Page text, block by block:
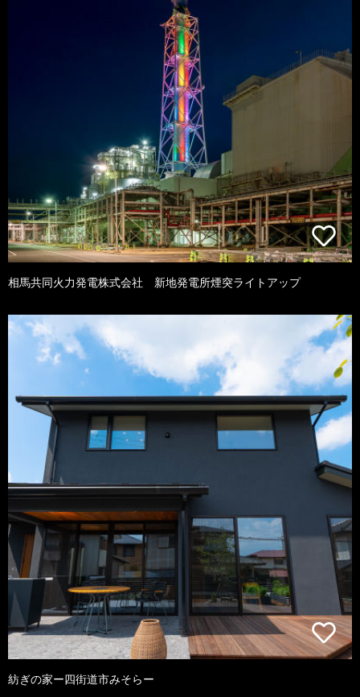
相馬共同火力発電株式会社 新地発電所煙突ライトアップ
紡ぎの家ー四街道市みそらー